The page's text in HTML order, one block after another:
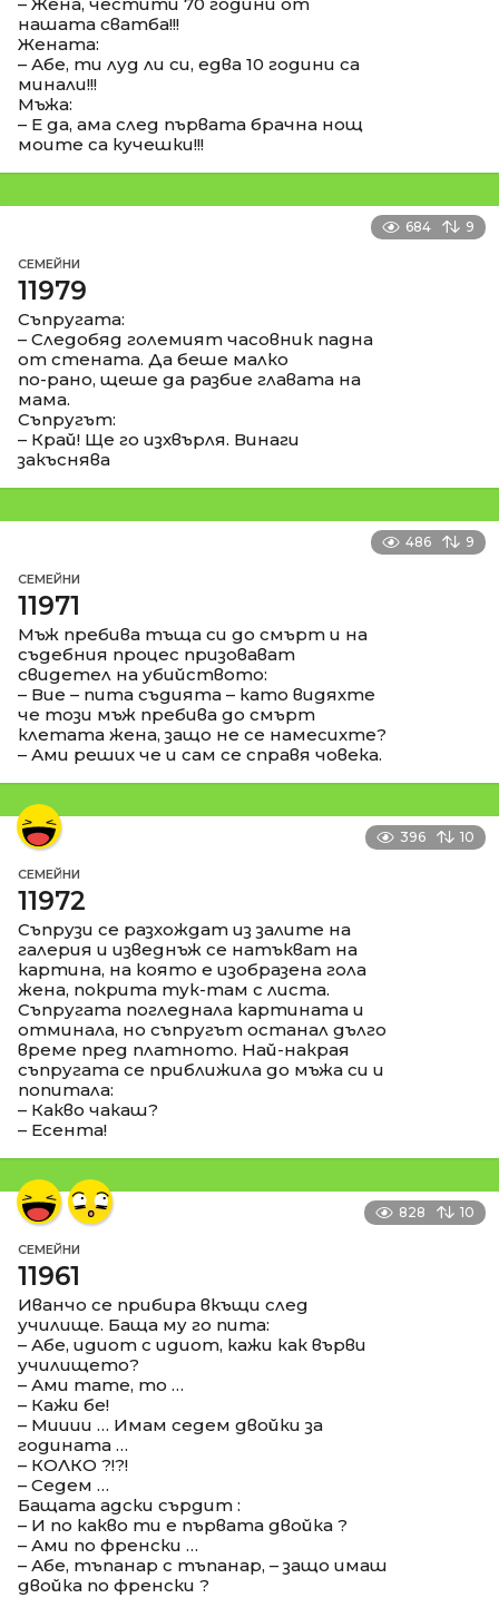
нашата сватба!!!
Жената:
– Абе, ти луд ли си, едва 10 години са
минали!!!
Мъжа:
– Е да, ама след първата брачна нощ
моите са кучешки!!!
684 9
СЕМЕЙНИ
11979
Съпругата:
– Следобяд големият часовник падна
от стената. Да беше малко
по-рано, щеше да разбие главата на
мама.
Съпругът:
– Край! Ще го изхвърля. Винаги
закъснява
486 9
СЕМЕЙНИ
11971
Мъж пребива тъща си до смърт и на
съдебния процес призовават
свидетел на убийството:
– Вие – пита съдията – като видяхте
че този мъж пребива до смърт
клетата жена, защо не се намесихте?
– Ами реших че и сам се справя човека.
396 10
СЕМЕЙНИ
11972
Съпрузи се разхождат из залите на
галерия и изведнъж се натъкват на
картина, на която е изобразена гола
жена, покрита тук-там с листа.
Съпругата погледнала картината и
отминала, но съпругът останал дълго
време пред платното. Най-накрая
съпругата се приближила до мъжа си и
попитала:
– Какво чакаш?
– Есента!
828 10
СЕМЕЙНИ
11961
Иванчо се прибира вкъщи след
училище. Баща му го пита:
– Абе, идиот с идиот, кажи как върви
училището?
– Ами тате, то …
– Кажи бе!
– Мииии … Имам седем двойки за
годината …
– КОЛКО ?!?!
– Седем …
Бащата адски сърдит :
– И по какво ти е първата двойка ?
– Ами по френски …
– Абе, тъпанар с тъпанар, – защо имаш
двойка по френски ?